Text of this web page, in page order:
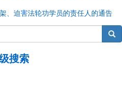
、迫害法轮功学员的责任人的通告
搜索
搜索